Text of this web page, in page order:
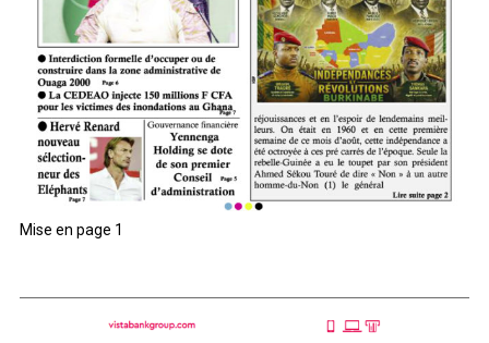
Mise en page 1